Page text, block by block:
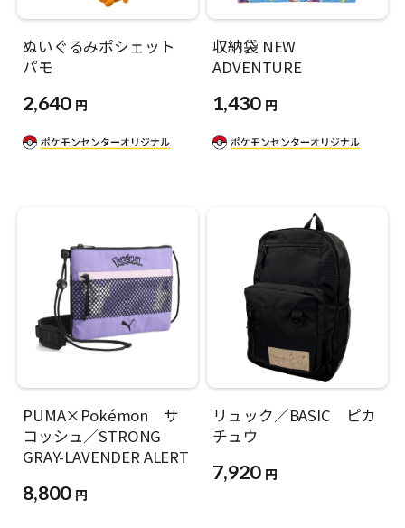
ぬいぐるみポシェット
パモ
2,640 円
収納袋 NEW
ADVENTURE
1,430 円
PUMA×Pokémon サ
コッシュ／STRONG
GRAY-LAVENDER ALERT
8,800 円
リュック／BASIC ピカ
チュウ
7,920 円